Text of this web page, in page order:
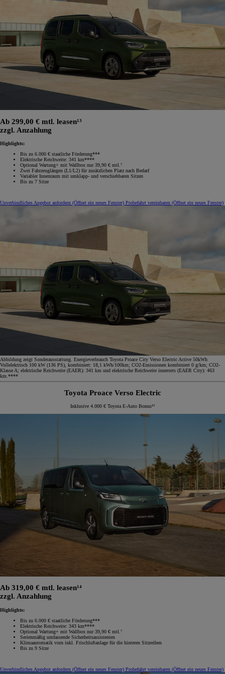
Ab 299,00 € mtl. leasen¹³
zzgl. Anzahlung
Highlights:
Bis zu 6.000 € staatliche Förderung***
Elektrische Reichweite: 341 km****
Optional Wartung+ mit Wallbox nur 39,90 € mtl.⁷
Zwei Fahrzeuglängen (L1/L2) für zusätzlichen Platz nach Bedarf
Variabler Innenraum mit umklapp‑ und verschiebbaren Sitzen
Bis zu 7 Sitze
Unverbindliches Angebot anfordern (Öffnet ein neues Fenster) Probefahrt vereinbaren (Öffnet ein neues Fenster)
Abbildung zeigt Sonderausstattung. Energieverbrauch Toyota Proace City Verso Electric Active 50kWh
Vollelektrisch 100 kW (136 PS), kombiniert: 18,1 kWh/100km; CO2-Emissionen kombiniert 0 g/km; CO2-
Klasse A; elektrische Reichweite (EAER): 341 km und elektrische Reichweite innerorts (EAER City): 463
km.****
Toyota Proace Verso Electric
Inklusive 4.000 € Toyota E-Auto Bonus¹²
Ab 319,00 € mtl. leasen¹⁴
zzgl. Anzahlung
Highlights:
Bis zu 6.000 € staatliche Förderung***
Elektrische Reichweite: 343 km****
Optional Wartung+ mit Wallbox nur 39,90 € mtl.⁷
Serienmäßig umfassende Sicherheitsassistenten
Klimaautomatik vorn inkl. Frischluftanlage für die hinteren Sitzreihen
Bis zu 9 Sitze
Unverbindliches Angebot anfordern (Öffnet ein neues Fenster) Probefahrt vereinbaren (Öffnet ein neues Fenster)